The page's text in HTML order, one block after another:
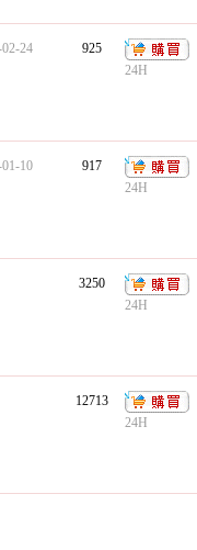
24
925
24H
10
917
24H
3250
24H
12713
24H